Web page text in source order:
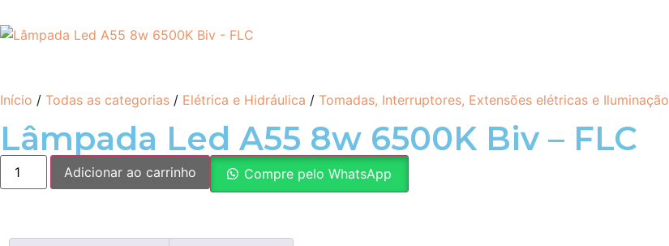
Início / Todas as categorias / Elétrica e Hidráulica / Tomadas, Interruptores, Extensões elétricas e Iluminação
Lâmpada Led A55 8w 6500K Biv – FLC
Adicionar ao carrinho Compre pelo WhatsApp